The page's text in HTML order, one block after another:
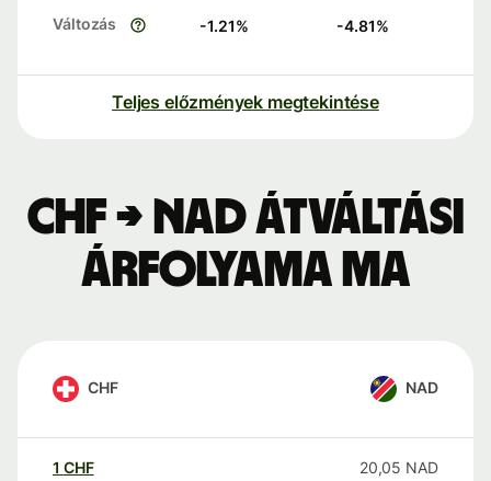
Változás -1.21% -4.81%
Teljes előzmények megtekintése
CHF → NAD átváltási
árfolyama ma
CHF NAD
1 CHF 20,05 NAD